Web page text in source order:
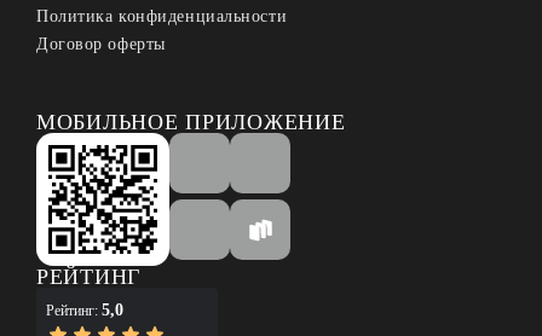
Политика конфиденциальности
Договор оферты
МОБИЛЬНОЕ ПРИЛОЖЕНИЕ
РЕЙТИНГ
Рейтинг: 5,0